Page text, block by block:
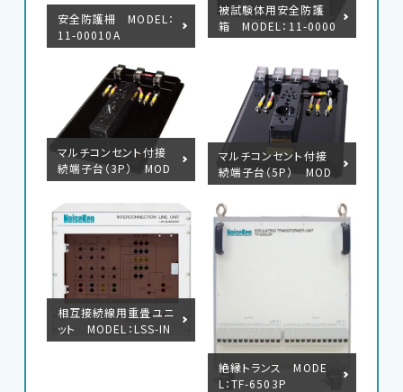
安全防護柵 MODEL：
11-00010A
被試験体用安全防護
箱 MODEL：11-0000
6A
マルチコンセント付接
続端子台（3P） MOD
EL：18-00048B
マルチコンセント付接
続端子台（5P） MOD
EL：18-00058B
相互接続線用重畳ユニ
ット MODEL：LSS-IN
J6401SIG
絶縁トランス MODE
L：TF-6503P